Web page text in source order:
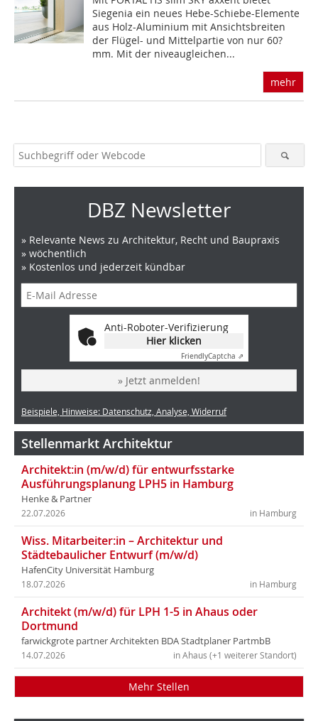
Siegenia ein neues Hebe-Schiebe-Elemente
aus Holz-Aluminium mit Ansichtsbreiten
der Flügel- und Mittelpartie von nur 60?
mm. Mit der niveaugleichen...
mehr
DBZ Newsletter
» Relevante News zu Architektur, Recht und Baupraxis
» wöchentlich
» Kostenlos und jederzeit kündbar
Anti-Roboter-Verifizierung
Hier klicken
FriendlyCaptcha ⇗
» Jetzt anmelden!
Beispiele, Hinweise: Datenschutz, Analyse, Widerruf
Stellenmarkt Architektur
Architekt:in (m/w/d) für entwurfsstarke
Ausführungsplanung LPH5 in Hamburg
Henke & Partner
in Hamburg
22.07.2026
Wiss. Mitarbeiter:in – Architektur und
Städtebaulicher Entwurf (m/w/d)
HafenCity Universität Hamburg
in Hamburg
18.07.2026
Architekt (m/w/d) für LPH 1-5 in Ahaus oder
Dortmund
farwickgrote partner Architekten BDA Stadtplaner PartmbB
in Ahaus (+1 weiterer Standort)
14.07.2026
Mehr Stellen